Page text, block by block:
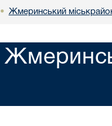
• Жмеринський